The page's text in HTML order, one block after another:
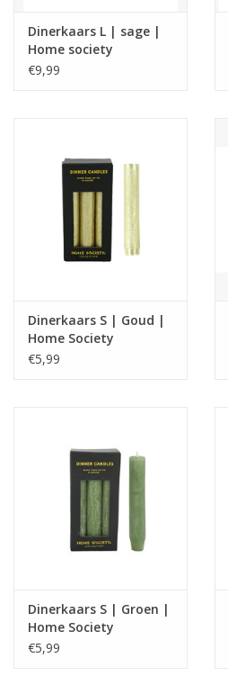
Dinerkaars L | sage |
Home society
€9,99
Dinerkaars S | Goud |
Home Society
€5,99
Dinerkaars S | Groen |
Home Society
€5,99